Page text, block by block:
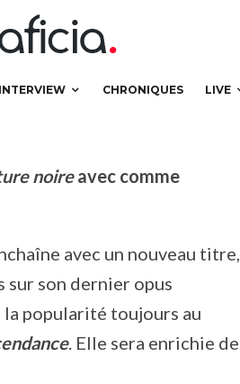
INTERVIEW CHRONIQUES LIVE
noireavec comme
avec un nouveau titre,
son dernier opus
la popularité toujours au
. Elle sera enrichie de